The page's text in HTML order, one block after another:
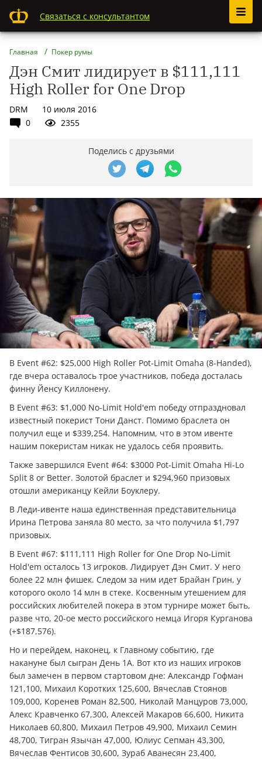
Связаться с консультантом
Главная Покер румы
Дэн Смит лидирует в $111,111
High Roller for One Drop
DRM
10 июля 2016
0
2355
Поделись с друзьями
В Event #62: $25,000 High Roller Pot-Limit Omaha (8-Handed),
где вчера оставалось трое участников, победа досталась
финну Йенсу Киллонену.
В Event #63: $1,000 No-Limit Hold'em победу отпраздновал
известный покерист Тони Данст. Помимо браслета он
получил еще и $339,254. Напомним, что в этом ивенте
нашим покеристам никак не удалось себя проявить.
Также завершился Event #64: $3000 Pot-Limit Omaha Hi-Lo
Split 8 or Better. Золотой браслет и $294,960 призовых
отошли американцу Кейли Боуклеру.
В Леди-ивенте наша единственная представительница
Ирина Петрова заняла 80 место, за что получила $1,797
призовых.
В Event #67: $111,111 High Roller for One Drop No-Limit
Hold'em осталось 13 игроков. Лидирует Дэн Смит. У него
более 22 млн фишек. Следом за ним идет Брайан Грин, у
которого около 14 млн в стеке. Косвенным утешением для
российских любителей покера в этом турнире может быть,
разве что, 20-ое место российского немца Игоря Курганова
(+$187,576).
Но и перейдем, наконец, к Главному событию, где
накануне был сыгран День 1А. Вот кто из наших игроков
был замечен в первом стартовом дне: Александр Гофман
121,100, Михаил Коротких 125,600, Вячеслав Стоянов
109,000, Коренев Роман 82,500, Николай Манцуров 73,000,
Алекс Кравченко 67,300, Алексей Макаров 66,600, Никита
Николаев 60,800, Михаил Петров 49,900, Михаил Семин
48,700, Тигран Язычан 47,000, Юлиус Сепман 43,300,
Вячеслав Фентисов 30,600, Зураб Аванесян 23,400,